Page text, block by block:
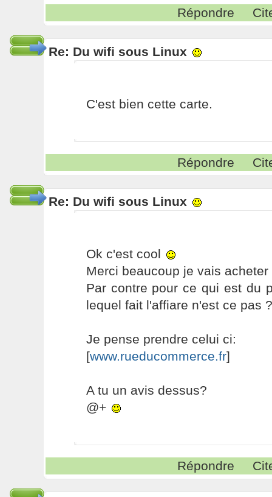
Répondre
Re: Du wifi sous Linux
C'est bien cette carte.
Répondre
Re: Du wifi sous Linux
Ok c'est cool
Merci beaucoup je vais
Par contre pour ce qui est du
lequel fait l'affiare n'est ce pas ?
Je pense prendre celui ci:
[www.rueducommerce.fr]
A tu un avis dessus?
@+
Répondre